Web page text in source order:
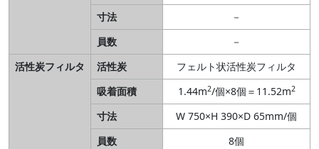
寸法
－
員数
－
活性炭フィルタ
活性炭
フェルト状活性炭フィルタ
吸着面積
1.44m2/個×8個＝11.52m2
寸法
W 750×H 390×D 65mm/個
員数
8個